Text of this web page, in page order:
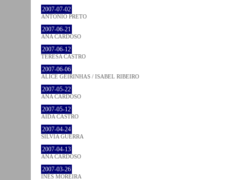
2007-07-02
ANTÓNIO PRETO
2007-06-21
ANA CARDOSO
2007-06-12
TERESA CASTRO
2007-06-06
ALICE GEIRINHAS / ISABEL RIBEIRO
2007-05-22
ANA CARDOSO
2007-05-12
AIDA CASTRO
2007-04-24
SÍLVIA GUERRA
2007-04-13
ANA CARDOSO
2007-03-26
INÊS MOREIRA